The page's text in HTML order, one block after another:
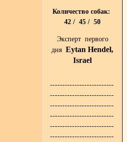
Количество собак:
42 / 45 / 50
Эксперт первого
дняEytan Hendel,
Israel
--------------------------
--------------------------
--------------------------
--------------------------
--------------------------
--------------------------